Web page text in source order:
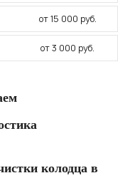
от 15 000 руб.
от 3 000 руб.
колодца в